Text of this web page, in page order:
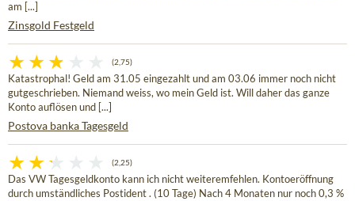
am [...]
Zinsgold Festgeld
(2,75)
Katastrophal! Geld am 31.05 eingezahlt und am 03.06 immer noch nicht
gutgeschrieben. Niemand weiss, wo mein Geld ist. Will daher das ganze
Konto auflösen und [...]
Postova banka Tagesgeld
(2,25)
Das VW Tagesgeldkonto kann ich nicht weiteremfehlen. Kontoeröffnung
durch umständliches Postident . (10 Tage) Nach 4 Monaten nur noch 0,3 %